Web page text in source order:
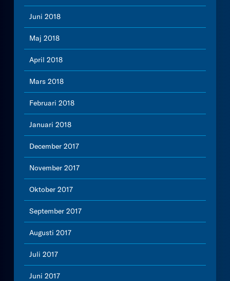
Juni 2018
Maj 2018
April 2018
Mars 2018
Februari 2018
Januari 2018
December 2017
November 2017
Oktober 2017
September 2017
Augusti 2017
Juli 2017
Juni 2017